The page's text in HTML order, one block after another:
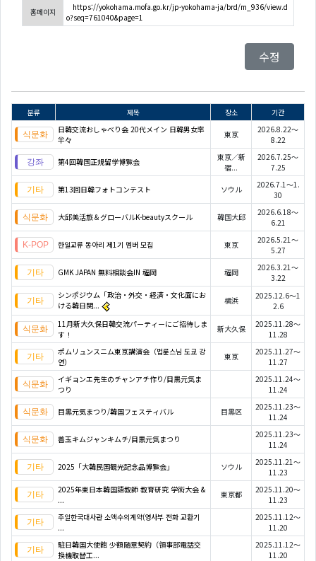
홈페이지
https://yokohama.mofa.go.kr/jp-yokohama-ja/brd/m_936/view.d
o?seq=761040&page=1
수정
분류 제목 장소
기간
日韓交流おしゃべり会 20代メイン 日韓男女率
半々
東京
2026.8.22～
8.22
第4回韓国正規留学博覧会
東京／新
宿...
2026.7.25～
7.25
第13回日韓フォトコンテスト ソウル
2026.7.1～1.
30
大邱美活旅＆グローバルK-beautyスクール 韓国大邱
2026.6.18～
6.21
한일교류 동아리 제1기 멤버 모집 東京
2026.5.21～
5.27
GMK JAPAN 無料相談会IN 福岡 福岡
2026.3.21～
3.22
シンポジウム「政治・外交・経済・文化面にお
ける韓日関...
横浜
2025.12.6～1
2.6
11月新大久保日韓交流パーティーにご招待しま
す！
新大久保
2025.11.28～
11.28
ポムリュンスニム東京講演会（법륜스님 도쿄 강
연）
東京
2025.11.27～
11.27
イギョンエ先生のチャンアチ作り/目黒元気ま
つり
2025.11.24～
11.24
目黒元気まつり/韓国フェスティバル 目黒区
2025.11.23～
11.24
善玉キムジャンキムチ/目黒元気まつり
2025.11.23～
11.24
2025「大韓民国観光記念品博覧会」 ソウル
2025.11.21～
11.23
2025年東日本韓国語教師 教育研究 学術大会 &
...
東京都
2025.11.20～
11.23
주일한국대사관 소액수의계약(영사부 전화 교환기
...
2025.11.12～
11.20
駐日韓国大使館 少額随意契約（領事部電話交
換機取替工...
2025.11.12～
11.20